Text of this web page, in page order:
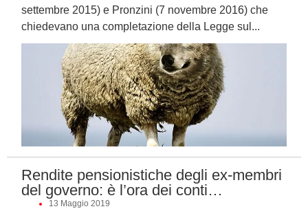
settembre 2015) e Pronzini (7 novembre 2016) che
chiedevano una completazione della Legge sul...
Rendite pensionistiche degli ex-membri
del governo: è l’ora dei conti…
13 Maggio 2019